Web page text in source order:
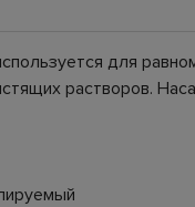
для
растворов.